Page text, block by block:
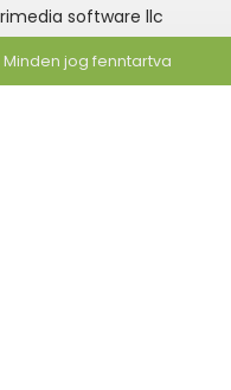
software llc
jog fenntartva